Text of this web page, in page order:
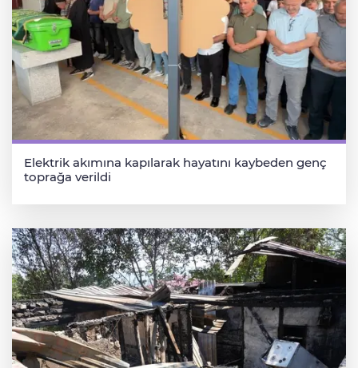
Elektrik akımına kapılarak hayatını kaybeden genç
toprağa verildi